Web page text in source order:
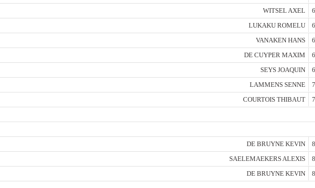
WITSEL AXEL
LUKAKU ROMELU
VANAKEN HANS
DE CUYPER MAXIM
SEYS JOAQUIN
LAMMENS SENNE
COURTOIS THIBAUT
DE BRUYNE KEVIN
SAELEMAEKERS ALEXIS
DE BRUYNE KEVIN